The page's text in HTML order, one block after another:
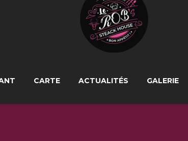
CARTE ACTUALITÉS GALERIE